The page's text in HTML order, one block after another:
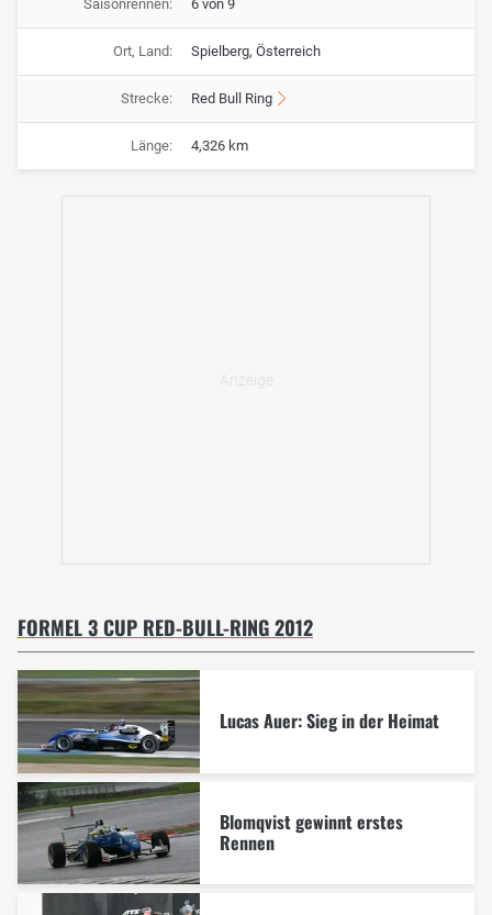
Saisonrennen: 6 von 9
Ort, Land: Spielberg, Österreich
Strecke: Red Bull Ring
Länge: 4,326 km
FORMEL 3 CUP RED-BULL-RING 2012
Lucas Auer: Sieg in der Heimat
Blomqvist gewinnt erstes
Rennen